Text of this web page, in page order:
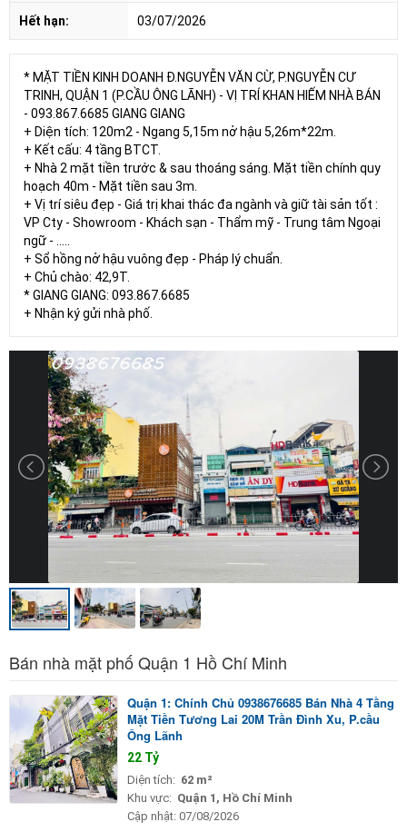
Hết hạn: 03/07/2026
* MẶT TIỀN KINH DOANH Đ.NGUYỄN VĂN CỪ, P.NGUYỄN CƯ
TRINH, QUẬN 1 (P.CẦU ÔNG LÃNH) - VỊ TRÍ KHAN HIẾM NHÀ BÁN
- 093.867.6685 GIANG GIANG
+ Diện tích: 120m2 - Ngang 5,15m nở hậu 5,26m*22m.
+ Kết cấu: 4 tầng BTCT.
+ Nhà 2 mặt tiền trước & sau thoáng sáng. Mặt tiền chính quy
hoạch 40m - Mặt tiền sau 3m.
+ Vị trí siêu đẹp - Giá trị khai thác đa ngành và giữ tài sản tốt :
VP Cty - Showroom - Khách sạn - Thẩm mỹ - Trung tâm Ngoại
ngữ - .....
+ Sổ hồng nở hậu vuông đẹp - Pháp lý chuẩn.
+ Chủ chào: 42,9T.
* GIANG GIANG: 093.867.6685
+ Nhận ký gửi nhà phố.
Bán nhà mặt phố Quận 1 Hồ Chí Minh
Quận 1: Chính Chủ 0938676685 Bán Nhà 4 Tầng
Mặt Tiền Tương Lai 20M Trần Đình Xu, P.cầu
Ông Lãnh
22 Tỷ
Diện tích: 62 m²
Khu vực: Quận 1, Hồ Chí Minh
Cập nhật: 07/08/2026